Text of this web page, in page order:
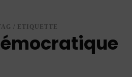
/ ETIQUETTE